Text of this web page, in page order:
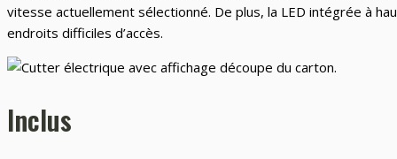
vitesse actuellement sélectionné. De plus, la LED intégrée à
endroits difficiles d’accès.
Inclus